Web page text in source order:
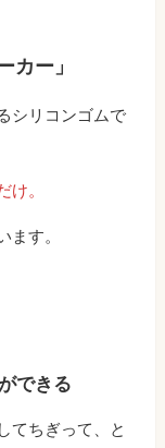
カー」
シリコンゴムで
け。
ます。
できる
てちぎって、と